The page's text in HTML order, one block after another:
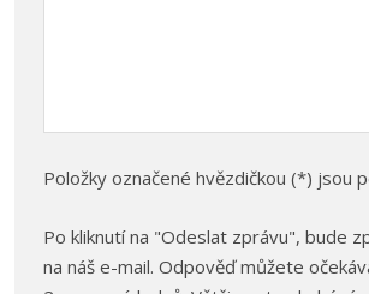
Položky označené hvězdičkou (*) jsou
Po kliknutí na "Odeslat zprávu", bude
na náš e-mail. Odpověď můžete